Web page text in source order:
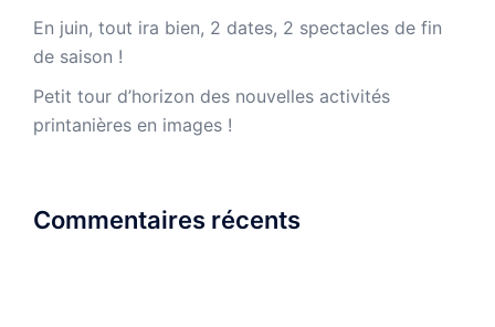
En juin, tout ira bien, 2 dates, 2 spectacles de fin
de saison !
Petit tour d’horizon des nouvelles activités
printanières en images !
Commentaires récents